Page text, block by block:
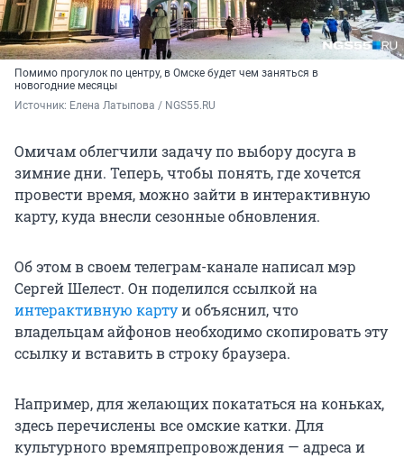
Помимо прогулок по центру, в Омске будет чем заняться в
новогодние месяцы
Источник: Елена Латыпова / NGS55.RU
Омичам облегчили задачу по выбору досуга в
зимние дни. Теперь, чтобы понять, где хочется
провести время, можно зайти в интерактивную
карту, куда внесли сезонные обновления.
Об этом в своем телеграм-канале написал мэр
Сергей Шелест. Он поделился ссылкой на
интерактивную картуи объяснил, что
владельцам айфонов необходимо скопировать эту
ссылку и вставить в строку браузера.
Например, для желающих покататься на коньках,
здесь перечислены все омские катки. Для
культурного времяпрепровождения — адреса и